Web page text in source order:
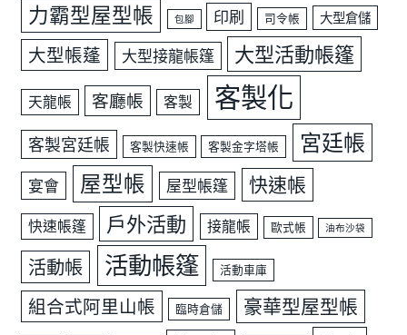
力霸型屋型帳 包腳 印刷 司令帳 大型倉儲
大型帳蓬 大型接龍帳篷 大型活動帳篷
天龍帳 客廳帳 客製 客製化
客製宮廷帳 客製快速帳 客製金字塔帳 宮廷帳
宴會 屋型帳 屋型帳篷 快速帳
快速帳篷 戶外活動 接龍帳 歐式帳 油布沙袋
活動帳 活動帳篷 活動車庫
組合式阿里山帳 臨時倉儲 豪華型屋型帳